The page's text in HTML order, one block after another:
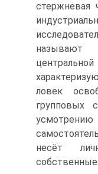
стержневая
называют
ловек
групповых
несёт
собственные